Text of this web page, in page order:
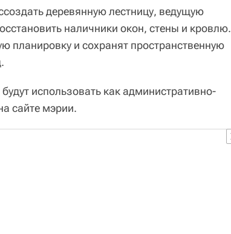
деревянную лестницу, ведущую
наличники окон, стены и кровлю.
планировку и сохранят пространственную
использовать как административно-
сайте мэрии.